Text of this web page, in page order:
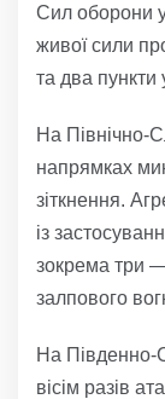
Сил оборони
живої сили
та два
На Північно-
напрямках
зіткнення.
із
зокрема три
залпового
На Південно-
вісім разів